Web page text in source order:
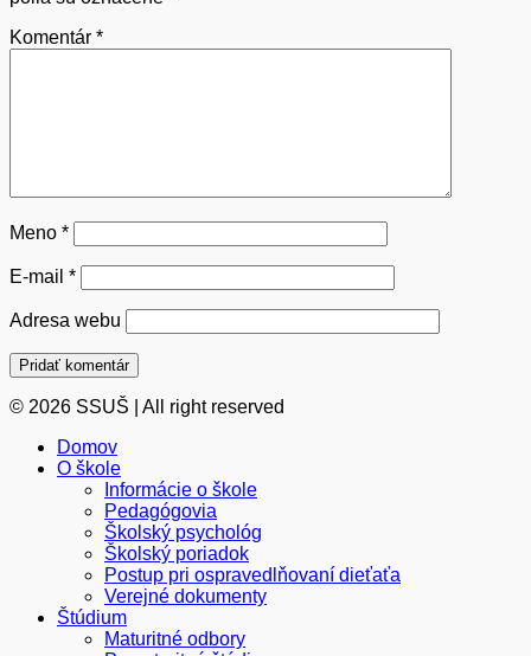
Komentár *
Meno *
E-mail *
Adresa webu
© 2026 SSUŠ | All right reserved
Domov
O škole
Informácie o škole
Pedagógovia
Školský psychológ
Školský poriadok
Postup pri ospravedlňovaní dieťaťa
Verejné dokumenty
Štúdium
Maturitné odbory